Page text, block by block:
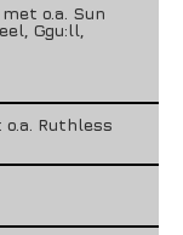
met o.a. Sun
Ggu:ll,
Ruthless